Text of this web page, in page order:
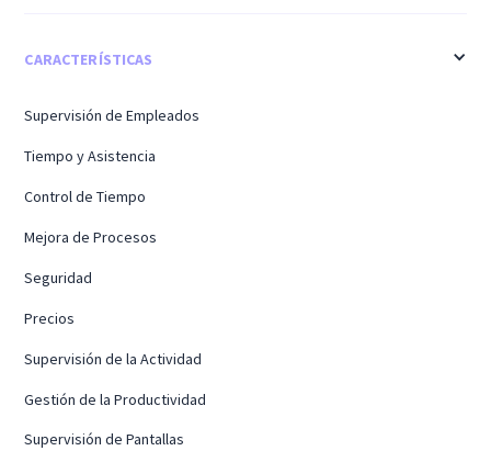
CARACTERÍSTICAS
Supervisión de Empleados
Tiempo y Asistencia
Control de Tiempo
Mejora de Procesos
Seguridad
Precios
Supervisión de la Actividad
Gestión de la Productividad
Supervisión de Pantallas